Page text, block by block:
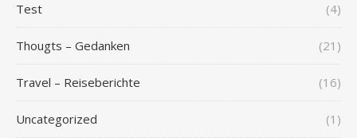
Test (4)
Thougts – Gedanken (21)
Travel – Reiseberichte (16)
Uncategorized (1)